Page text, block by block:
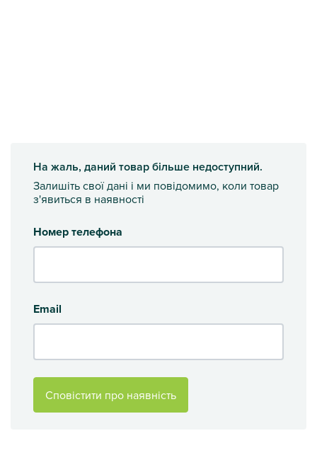
На жаль, даний товар більше недоступний.
Залишіть свої дані і ми повідомимо, коли товар
з'явиться в наявності
Номер телефона
Email
Сповістити про наявність